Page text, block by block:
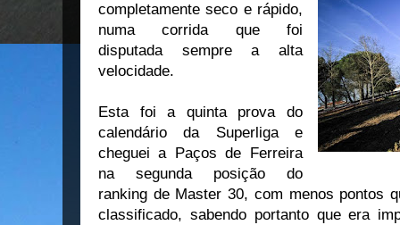
completamente seco e rápido,
numa corrida que foi
disputada sempre a alta
velocidade.
Esta foi a quinta prova do
calendário da Superliga e
cheguei a Paços de Ferreira
na segunda posição do
ranking de Master 30, com menos pontos
classificado, sabendo portanto que era